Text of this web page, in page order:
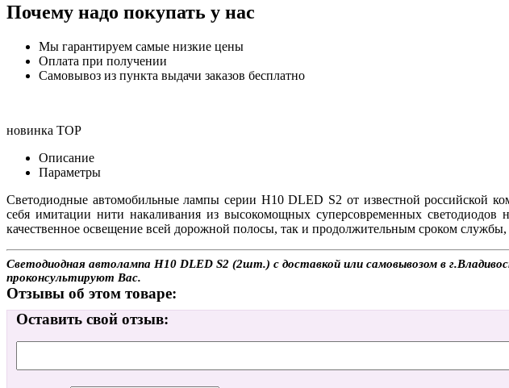
Почему надо покупать у нас
Мы гарантируем самые низкие цены
Оплата при получении
Самовывоз из пункта выдачи заказов бесплатно
новинка TOP
Описание
Параметры
Светодиодные автомобильные лампы серии H10 DLED S2 от известной российской
себя имитации нити накаливания из высокомощных суперсовременных
качественное освещение всей дорожной полосы, так и продолжительным сроком
Светодиодная автолампа H10 DLED S2 (2шт.) с доставкой или самовывозом в
проконсультируют Вас.
Отзывы об этом товаре:
Оставить свой отзыв: